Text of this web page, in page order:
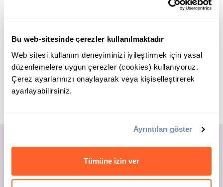
Bu web-sitesinde çerezler kullanılmaktadır
Web sitesi kullanım deneyiminizi iyileştirmek için yasal
düzenlemelere uygun çerezler (cookies) kullanıyoruz.
Çerez ayarlarınızı onaylayarak veya kişiselleştirerek
ayarlayabilirsiniz.
Ayrıntıları göster
Tümüne izin ver